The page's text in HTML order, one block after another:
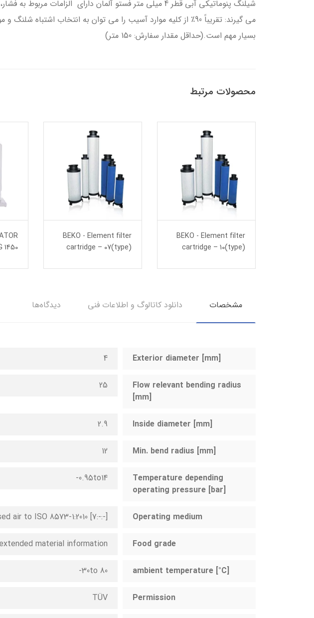
شیلنگ پنوماتیکی آبی قطر 4 میلی متر فستو آلمان دارای
می گیرند: تقریباً 90٪ از کلیه موارد آسیب را می توان به انتخاب
بسیار مهم است.(حداقل مقدار سفارش: 150 متر)
محصولات مرتبط
BEKO - Element filter
cartridge – 10(type)
BEKO - Element filter
cartridge – 07(type)
1450
مشخصات دانلود کاتالوگ و اطلاعات فنی دیدگاه‌ها
Exterior diameter [mm]
4
Flow relevant bending radius
[mm]
25
Inside diameter [mm]
2.9
Min. bend radius [mm]
12
Temperature depending
operating pressure [bar]
0.95to14-
Operating medium
air to ISO 8573-1:2010 [7:-:-]
Food grade
material information
ambient temperature [°C]
30to 80-
Permission
TÜV